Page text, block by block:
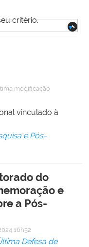
critério.
modificação
vinculado à
e Pós-
do
e
a Pós-
16h52
Defesa de